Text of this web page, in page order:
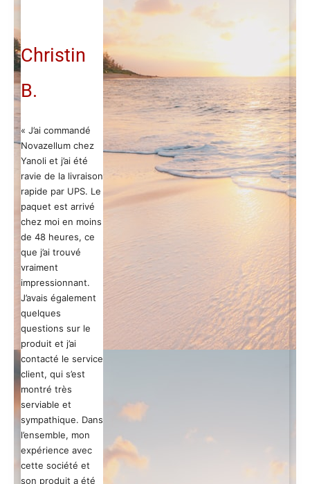
Christin
B.
« J’ai commandé
Novazellum chez
Yanoli et j’ai été
ravie de la livraison
rapide par UPS. Le
paquet est arrivé
chez moi en moins
de 48 heures, ce
que j’ai trouvé
vraiment
impressionnant.
J’avais également
quelques
questions sur le
produit et j’ai
contacté le service
client, qui s’est
montré très
serviable et
sympathique. Dans
l’ensemble, mon
expérience avec
cette société et
son produit a été